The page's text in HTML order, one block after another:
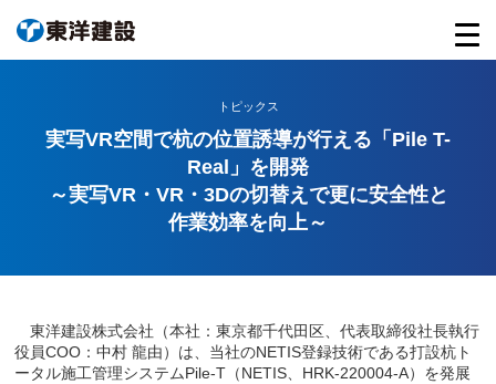
トピックス
実写VR空間で杭の位置誘導が行える「Pile T-
Real」を開発
～実写VR・VR・3Dの切替えで更に安全性と
作業効率を向上～
東洋建設株式会社（本社：東京都千代田区、代表取締役社長執行
役員COO：中村 龍由）は、当社のNETIS登録技術である打設杭ト
ータル施工管理システムPile-T（NETIS、HRK-220004-A）を発展